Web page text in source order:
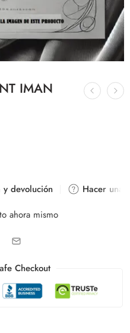
IMAN
y devolución
Hacer una
ahora mismo
Checkout